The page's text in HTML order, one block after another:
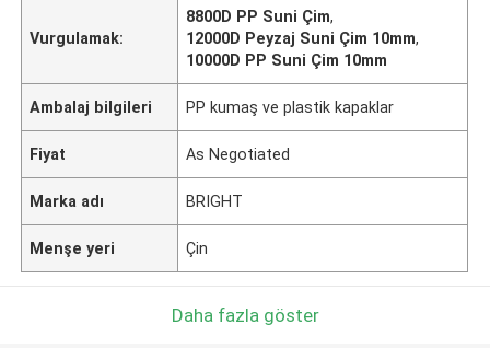
Vurgulamak:
8800D PP Suni Çim,
12000D Peyzaj Suni Çim 10mm,
10000D PP Suni Çim 10mm
Ambalaj bilgileri PP kumaş ve plastik kapaklar
Fiyat As Negotiated
Marka adı BRIGHT
Menşe yeri Çin
Daha fazla göster